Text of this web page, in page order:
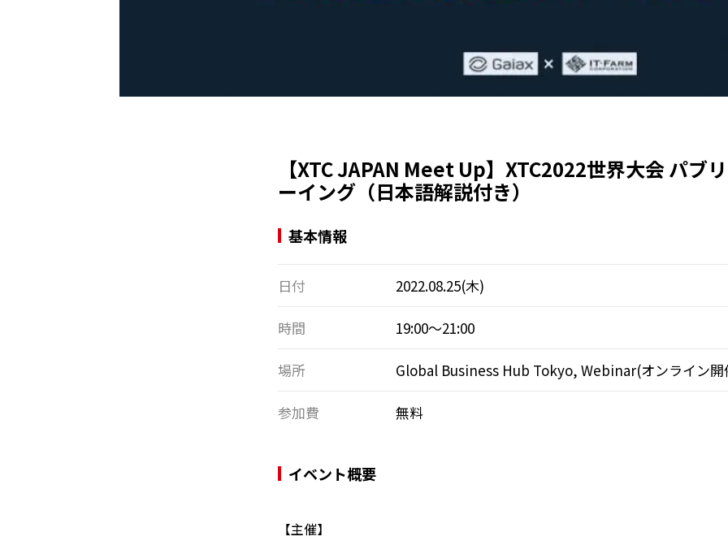
【XTC JAPAN Meet Up】XTC2022世界大会 パブ
ーイング（日本語解説付き）
基本情報
日付 2022.08.25(木)
時間 19:00～21:00
場所 Global Business Hub Tokyo, Webinar(オンライン開
参加費 無料
イベント概要
【主催】